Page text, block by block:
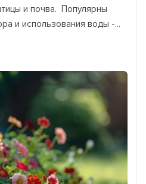
и почва. Популярны
и использования воды -...